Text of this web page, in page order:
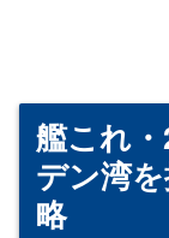
艦これ
デン湾
略